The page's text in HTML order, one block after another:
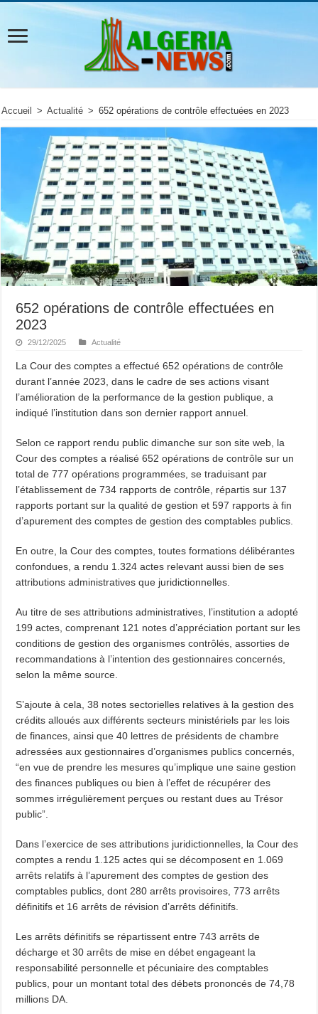
Accueil > Actualité > 652 opérations de contrôle effectuées en 2023
652 opérations de contrôle effectuées en
2023
29/12/2025 Actualité
La Cour des comptes a effectué 652 opérations de contrôle
durant l’année 2023, dans le cadre de ses actions visant
l’amélioration de la performance de la gestion publique, a
indiqué l’institution dans son dernier rapport annuel.
Selon ce rapport rendu public dimanche sur son site web, la
Cour des comptes a réalisé 652 opérations de contrôle sur un
total de 777 opérations programmées, se traduisant par
l’établissement de 734 rapports de contrôle, répartis sur 137
rapports portant sur la qualité de gestion et 597 rapports à fin
d’apurement des comptes de gestion des comptables publics.
En outre, la Cour des comptes, toutes formations délibérantes
confondues, a rendu 1.324 actes relevant aussi bien de ses
attributions administratives que juridictionnelles.
Au titre de ses attributions administratives, l’institution a adopté
199 actes, comprenant 121 notes d’appréciation portant sur les
conditions de gestion des organismes contrôlés, assorties de
recommandations à l’intention des gestionnaires concernés,
selon la même source.
S’ajoute à cela, 38 notes sectorielles relatives à la gestion des
crédits alloués aux différents secteurs ministériels par les lois
de finances, ainsi que 40 lettres de présidents de chambre
adressées aux gestionnaires d’organismes publics concernés,
“en vue de prendre les mesures qu’implique une saine gestion
des finances publiques ou bien à l’effet de récupérer des
sommes irrégulièrement perçues ou restant dues au Trésor
public”.
Dans l’exercice de ses attributions juridictionnelles, la Cour des
comptes a rendu 1.125 actes qui se décomposent en 1.069
arrêts relatifs à l’apurement des comptes de gestion des
comptables publics, dont 280 arrêts provisoires, 773 arrêts
définitifs et 16 arrêts de révision d’arrêts définitifs.
Les arrêts définitifs se répartissent entre 743 arrêts de
décharge et 30 arrêts de mise en débet engageant la
responsabilité personnelle et pécuniaire des comptables
publics, pour un montant total des débets prononcés de 74,78
millions DA.